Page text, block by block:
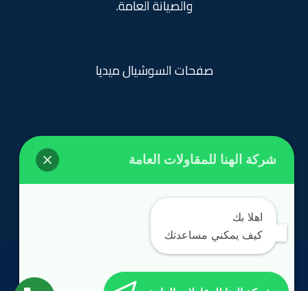
والصيانة العامة.
صفحات السوشيال ميديا
روابط تهمك
الرئيسية
شركة الهنا للمقاولات العامة
اهلا بك
كيف يمكني مساعدتك